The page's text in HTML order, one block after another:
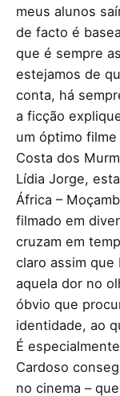
meus alunos
de facto é
que é sempre
estejamos de
conta, há
a ficção
um óptimo
Costa dos
Lídia Jorge,
África –
filmado em
cruzam em
claro assim que
aquela dor no
óbvio que
identidade, ao
É
Cardoso
no cinema –